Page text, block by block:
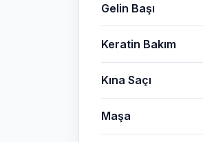
Gelin Başı
Keratin Bakım
Kına Saçı
Maşa